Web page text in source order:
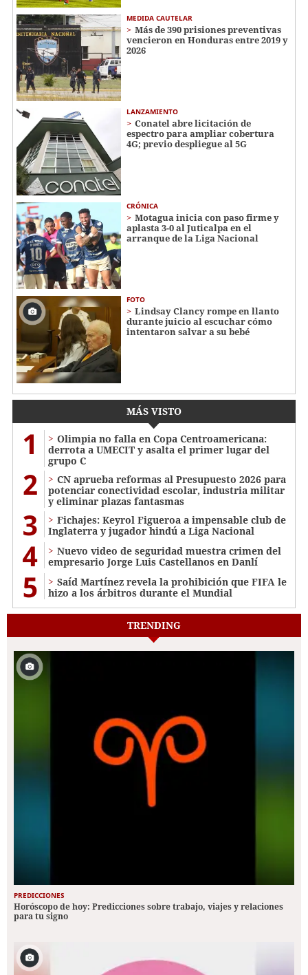
MEDIDA CAUTELAR
Más de 390 prisiones preventivas
vencieron en Honduras entre 2019 y
2026
LANZAMIENTO
Conatel abre licitación de
espectro para ampliar cobertura
4G; previo despliegue al 5G
CRÓNICA
Motagua inicia con paso firme y
aplasta 3-0 al Juticalpa en el
arranque de la Liga Nacional
FOTO
Lindsay Clancy rompe en llanto
durante juicio al escuchar cómo
intentaron salvar a su bebé
MÁS VISTO
1
Olimpia no falla en Copa Centroamericana:
derrota a UMECIT y asalta el primer lugar del
grupo C
2
CN aprueba reformas al Presupuesto 2026 para
potenciar conectividad escolar, industria militar
y eliminar plazas fantasmas
3
Fichajes: Keyrol Figueroa a impensable club de
Inglaterra y jugador hindú a Liga Nacional
4
Nuevo video de seguridad muestra crimen del
empresario Jorge Luis Castellanos en Danlí
5
Saíd Martínez revela la prohibición que FIFA le
hizo a los árbitros durante el Mundial
TRENDING
PREDICCIONES
Horóscopo de hoy: Predicciones sobre trabajo, viajes y relaciones
para tu signo